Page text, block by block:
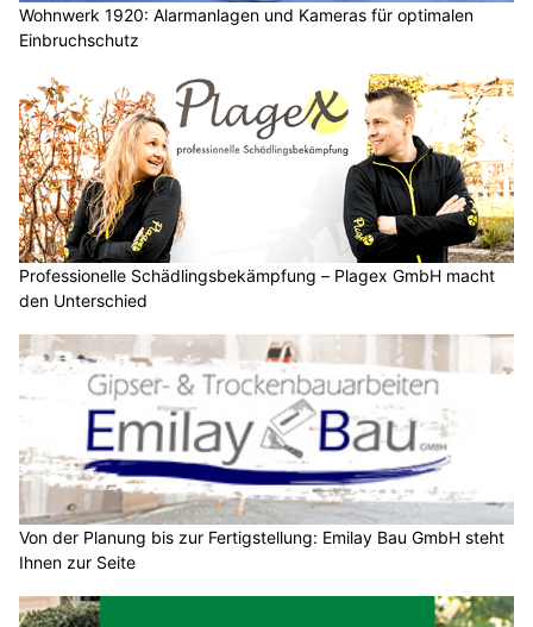
Wohnwerk 1920: Alarmanlagen und Kameras für optimalen
Einbruchschutz
Professionelle Schädlingsbekämpfung – Plagex GmbH macht
den Unterschied
Von der Planung bis zur Fertigstellung: Emilay Bau GmbH steht
Ihnen zur Seite